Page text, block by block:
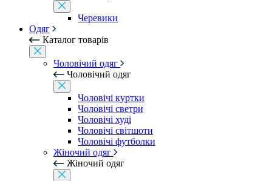
Черевики
Одяг
Каталог товарів
Чоловічий одяг
Чоловічий одяг
Чоловічі куртки
Чоловічі светри
Чоловічі худі
Чоловічі світшоти
Чоловічі футболки
Жіночий одяг
Жіночий одяг